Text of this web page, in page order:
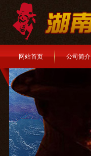
网站首页 公司简介